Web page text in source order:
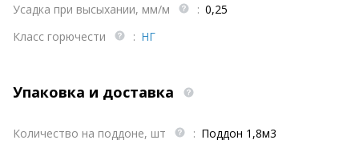
Усадка при высыхании, мм/м
: 0,25
Класс горючести
: НГ
Упаковка и доставка
Количество на поддоне, шт : Поддон 1,8м3